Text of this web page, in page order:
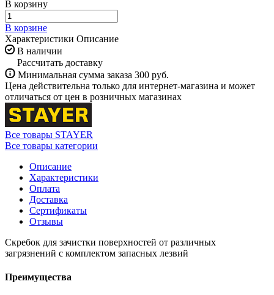
В корзину
В корзине
Характеристики Описание
В наличии
Рассчитать доставку
Минимальная сумма заказа 300 руб.
Цена действительна только для интернет-магазина и может
отличаться от цен в розничных магазинах
Все товары STAYER
Все товары категории
Описание
Характеристики
Оплата
Доставка
Сертификаты
Отзывы
Скребок для зачистки поверхностей от различных
загрязнений с комплектом запасных лезвий
Преимущества